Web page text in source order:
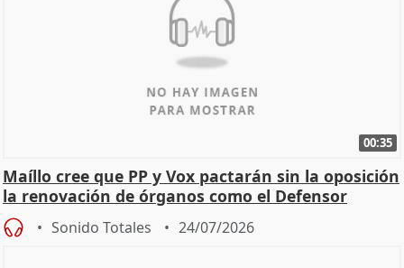
00:35
Maíllo cree que PP y Vox pactarán sin la oposición
la renovación de órganos como el Defensor
Sonido Totales 24/07/2026